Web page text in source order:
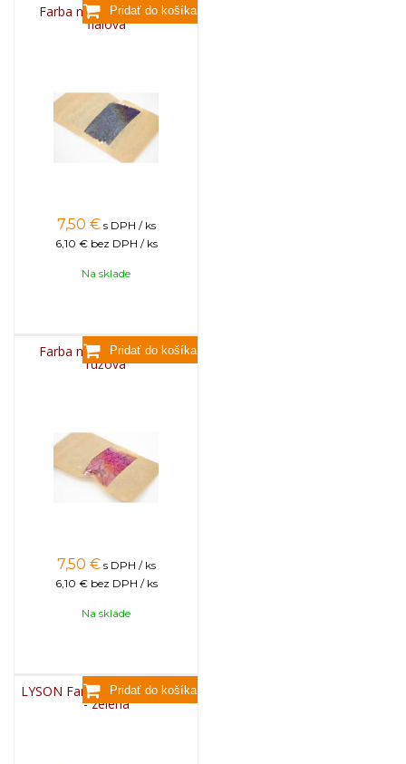
Farba na sviečky, 25g -
fialová
7,50 € s DPH / ks
6,10 € bez DPH / ks
Na sklade
Farba na sviečky, 25g -
ružová
7,50 € s DPH / ks
6,10 € bez DPH / ks
Na sklade
LYSON Farba na sviečky, 25g
- zelená